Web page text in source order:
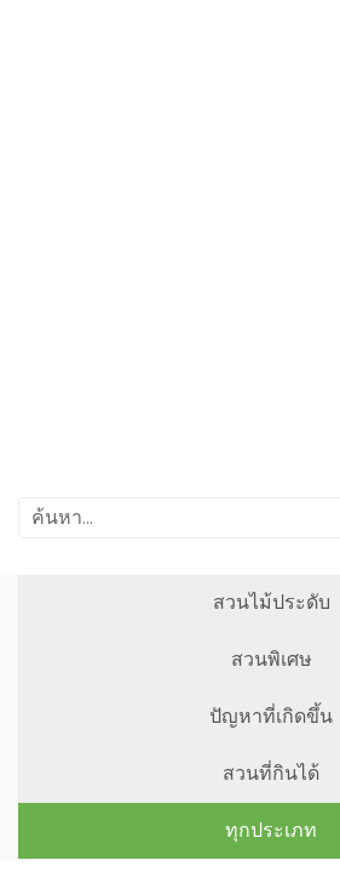
สวนไม้ประดับ
สวนพิเศษ
ปัญหาที่เกิดขึ้น
สวนที่กินได้
ทุกประเภท